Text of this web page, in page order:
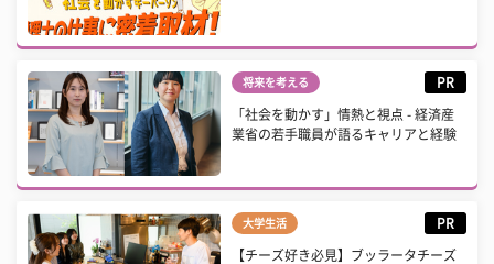
将来を考える PR
「社会を動かす」情熱と視点 - 経済産
業省の若手職員が語るキャリアと経験
大学生活 PR
【チーズ好き必見】ブッラータチーズ